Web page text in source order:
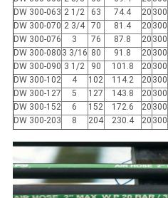
PRIVACY
POLICY
DW 300-063 2 1/2 63 74.4 20 300
DW 300-070 2 3/4 70 81.4 20 300
DW 300-076
3 76 87.8 20 300
DW 300-080 3 3/16 80 91.8 20 300
DW 300-090 3 1/2 90 101.8 20 300
DW 300-102
4 102 114.2 20 300
DW 300-127
5 127 143.8 20 300
DW 300-152
6 152 172.6 20 300
DW 300-203
8 204 230.4 20 300